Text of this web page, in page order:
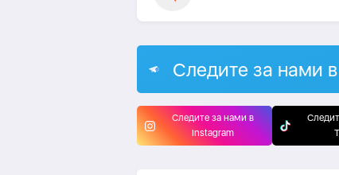
Следите за нами
Следите за нами в
Instagram